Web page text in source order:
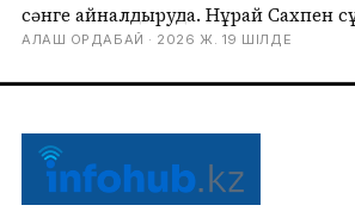
сәнге айналдыруда. Нұрай Сахпен
АЛАШ ОРДАБАЙ · 2026 Ж. 19 ШІЛДЕ